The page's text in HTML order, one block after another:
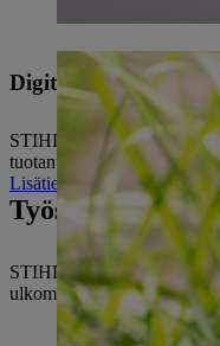
Digitalisaatio
STIHL ajattelee ja toimii
tuotantoon ja logistiikkaan.
Lisätietoja digitalisaatiosta
Työskentelyä yli
STIHL tarjoaa myös laajan
ulkomaankomennuksiin,